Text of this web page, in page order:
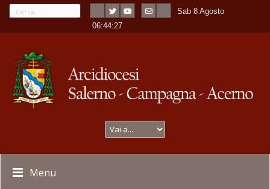
Sab 8 Agosto
-06:44:27
Menu